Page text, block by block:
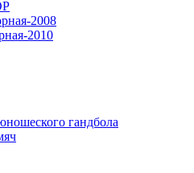
2008
2010
гандбола